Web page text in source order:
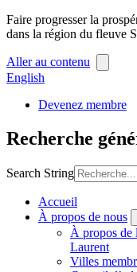
Faire progresser la
dans la région du fleuve
Aller au contenu
English
Devenez membre
Recherche
Search String
Accueil
À propos de nous
À propos de
Laurent
Villes